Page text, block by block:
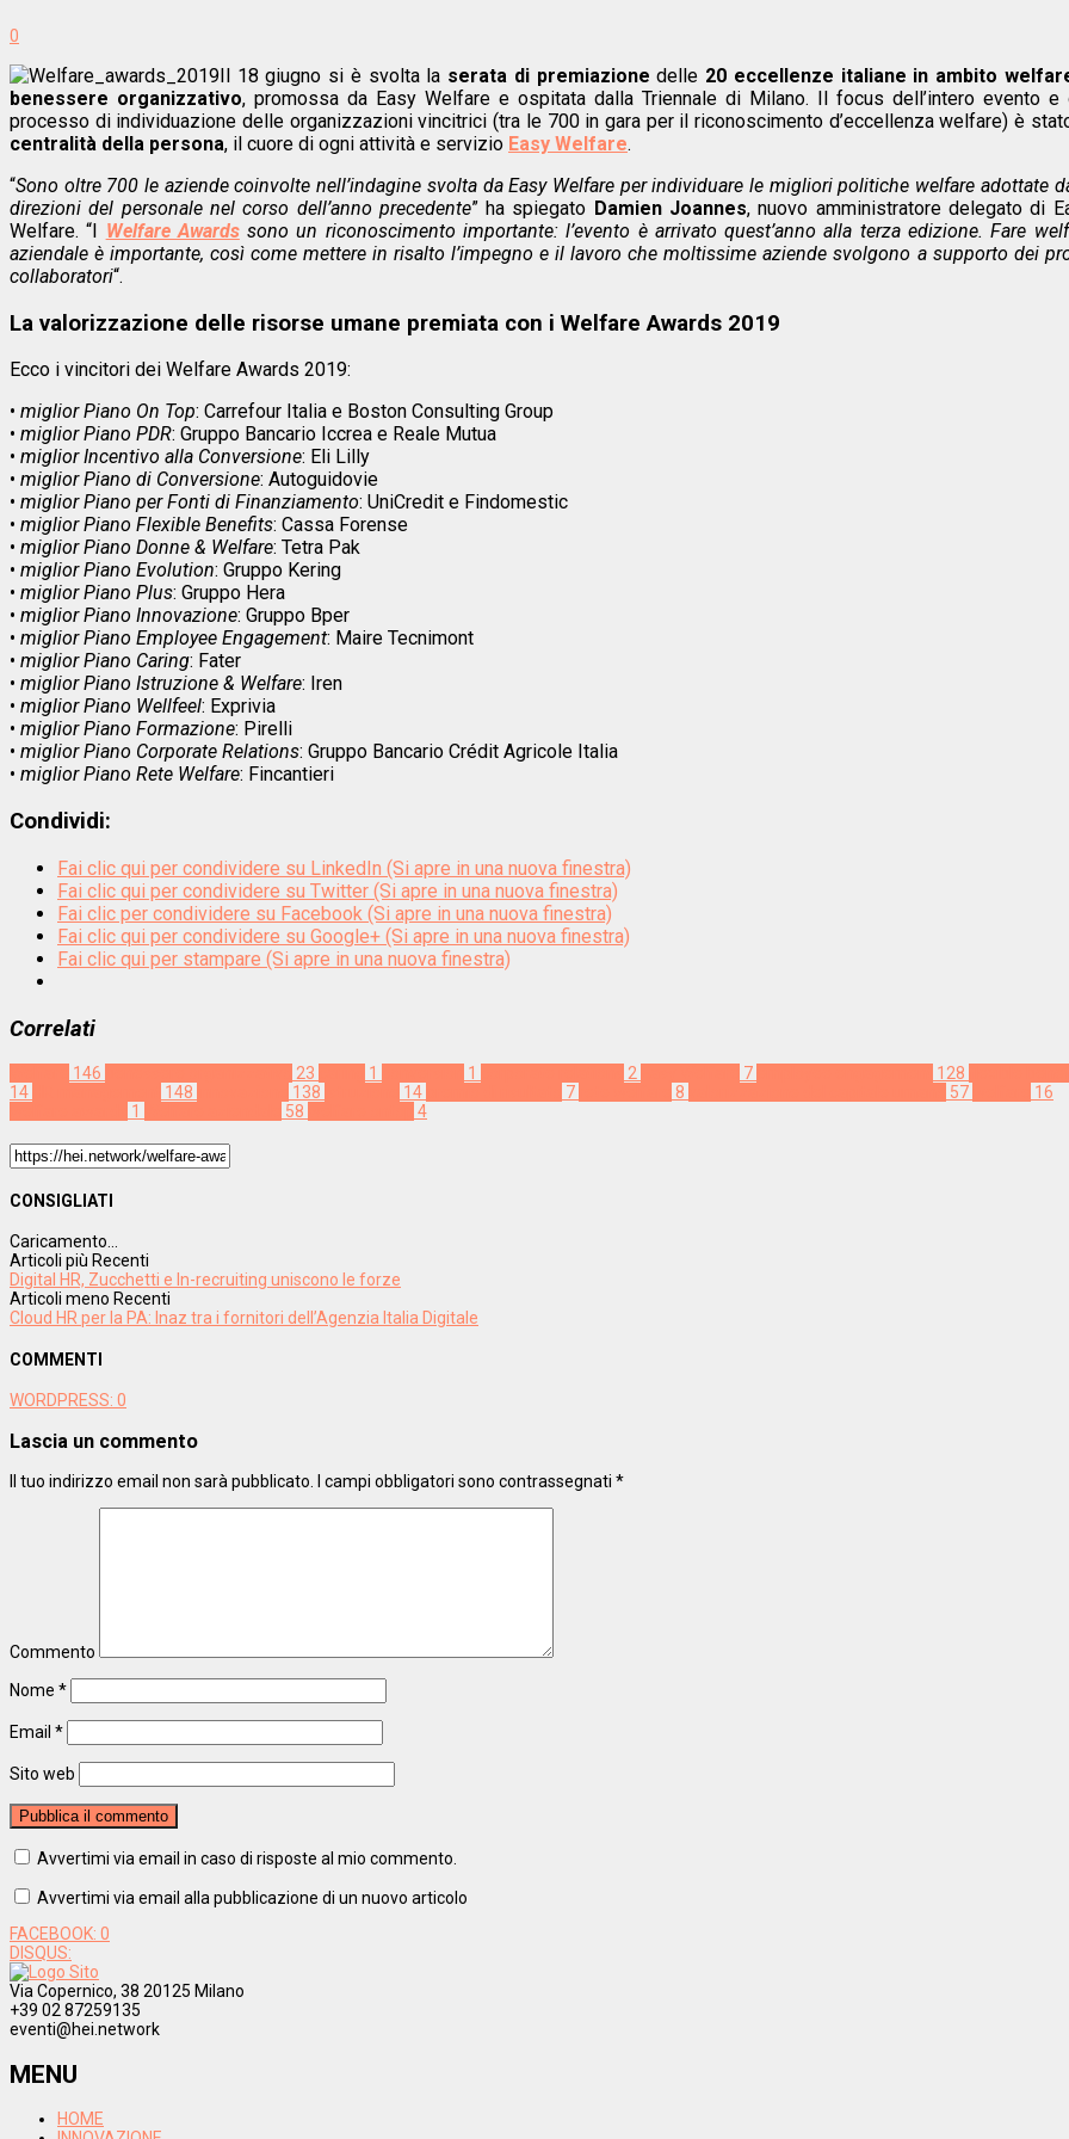
0
Il 18 giugno si è svolta la serata di premiazione delle 20 eccellenze italiane in ambito
benessere organizzativo, promossa da Easy Welfare e ospitata dalla Triennale di Milano. Il focus dell’intero evento e
processo di individuazione delle organizzazioni vincitrici (tra le 700 in gara per il riconoscimento d’eccellenza welfare) è
centralità della persona, il cuore di ogni attività e servizio Easy Welfare.
“Sono oltre 700 le aziende coinvolte nell’indagine svolta da Easy Welfare per individuare le migliori politiche welfare adottate
direzioni del personale nel corso dell’anno precedente” ha spiegato Damien Joannes, nuovo amministratore delegato di
Welfare. “I Welfare Awardssono un riconoscimento importante: l’evento è arrivato quest’anno alla terza edizione. Fare
aziendale è importante, così come mettere in risalto l’impegno e il lavoro che moltissime aziende svolgono a supporto dei
collaboratori“.
La valorizzazione delle risorse umane premiata con i Welfare Awards 2019
Ecco i vincitori dei Welfare Awards 2019:
• miglior Piano On Top: Carrefour Italia e Boston Consulting Group
• miglior Piano PDR: Gruppo Bancario Iccrea e Reale Mutua
• miglior Incentivo alla Conversione: Eli Lilly
• miglior Piano di Conversione: Autoguidovie
• miglior Piano per Fonti di Finanziamento: UniCredit e Findomestic
• miglior Piano Flexible Benefits: Cassa Forense
• miglior Piano Donne & Welfare: Tetra Pak
• miglior Piano Evolution: Gruppo Kering
• miglior Piano Plus: Gruppo Hera
• miglior Piano Innovazione: Gruppo Bper
• miglior Piano Employee Engagement: Maire Tecnimont
• miglior Piano Caring: Fater
• miglior Piano Istruzione & Welfare: Iren
• miglior Piano Wellfeel: Exprivia
• miglior Piano Formazione: Pirelli
• miglior Piano Corporate Relations: Gruppo Bancario Crédit Agricole Italia
• miglior Piano Rete Welfare: Fincantieri
Condividi:
Fai clic qui per condividere su LinkedIn (Si apre in una nuova finestra)
Fai clic qui per condividere su Twitter (Si apre in una nuova finestra)
Fai clic per condividere su Facebook (Si apre in una nuova finestra)
Fai clic qui per condividere su Google+ (Si apre in una nuova finestra)
Fai clic qui per stampare (Si apre in una nuova finestra)
Correlati
146 23 1 1 2 7 128
14
148 138 14 7 8 57
16
1 58 4
CONSIGLIATI
Caricamento...
Articoli più Recenti
Digital HR, Zucchetti e In-recruiting uniscono le forze
Articoli meno Recenti
Cloud HR per la PA: Inaz tra i fornitori dell’Agenzia Italia Digitale
COMMENTI
WORDPRESS: 0
Lascia un commento
Il tuo indirizzo email non sarà pubblicato. I campi obbligatori sono contrassegnati *
Commento
Nome *
Email *
Sito web
Avvertimi via email in caso di risposte al mio commento.
Avvertimi via email alla pubblicazione di un nuovo articolo
FACEBOOK: 0
DISQUS:
Via Copernico, 38 20125 Milano
+39 02 87259135
eventi@hei.network
MENU
HOME